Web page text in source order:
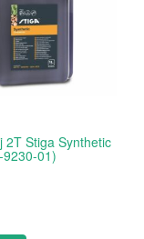
2T Stiga Synthetic
01)